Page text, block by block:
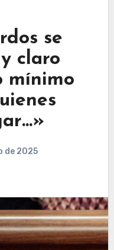
se
claro
mínimo
de 2025